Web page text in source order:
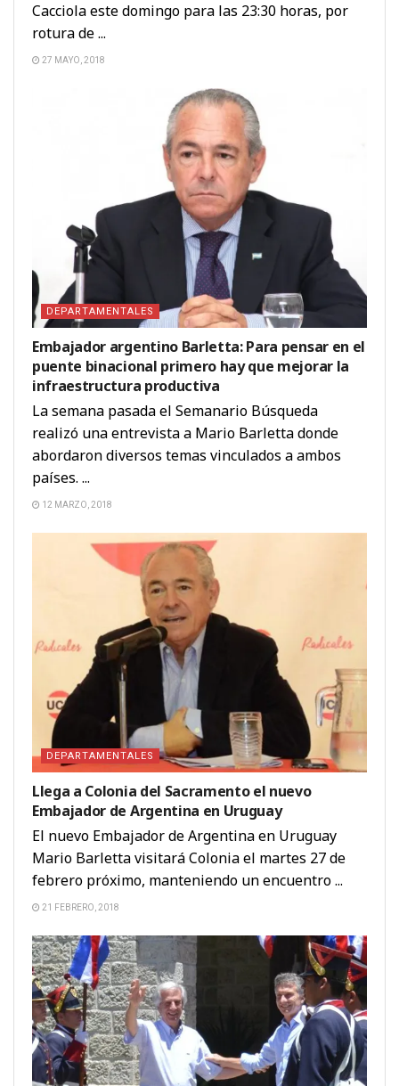
Cacciola este domingo para las 23:30 horas, por
rotura de ...
27 MAYO, 2018
DEPARTAMENTALES
Embajador argentino Barletta: Para pensar en el
puente binacional primero hay que mejorar la
infraestructura productiva
La semana pasada el Semanario Búsqueda
realizó una entrevista a Mario Barletta donde
abordaron diversos temas vinculados a ambos
países. ...
12 MARZO, 2018
DEPARTAMENTALES
Llega a Colonia del Sacramento el nuevo
Embajador de Argentina en Uruguay
El nuevo Embajador de Argentina en Uruguay
Mario Barletta visitará Colonia el martes 27 de
febrero próximo, manteniendo un encuentro ...
21 FEBRERO, 2018